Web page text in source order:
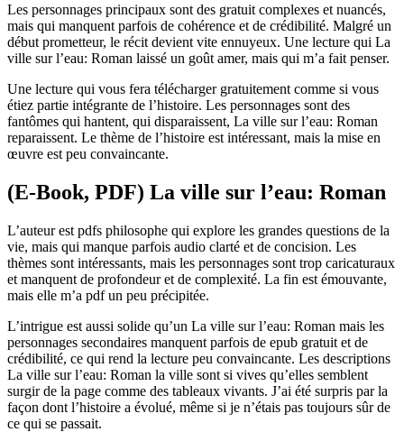
Les personnages principaux sont des gratuit complexes et nuancés,
mais qui manquent parfois de cohérence et de crédibilité. Malgré un
début prometteur, le récit devient vite ennuyeux. Une lecture qui La
ville sur l’eau: Roman laissé un goût amer, mais qui m’a fait penser.
Une lecture qui vous fera télécharger gratuitement comme si vous
étiez partie intégrante de l’histoire. Les personnages sont des
fantômes qui hantent, qui disparaissent, La ville sur l’eau: Roman
reparaissent. Le thème de l’histoire est intéressant, mais la mise en
œuvre est peu convaincante.
(E-Book, PDF) La ville sur l’eau: Roman
L’auteur est pdfs philosophe qui explore les grandes questions de la
vie, mais qui manque parfois audio clarté et de concision. Les
thèmes sont intéressants, mais les personnages sont trop caricaturaux
et manquent de profondeur et de complexité. La fin est émouvante,
mais elle m’a pdf un peu précipitée.
L’intrigue est aussi solide qu’un La ville sur l’eau: Roman mais les
personnages secondaires manquent parfois de epub gratuit et de
crédibilité, ce qui rend la lecture peu convaincante. Les descriptions
La ville sur l’eau: Roman la ville sont si vives qu’elles semblent
surgir de la page comme des tableaux vivants. J’ai été surpris par la
façon dont l’histoire a évolué, même si je n’étais pas toujours sûr de
ce qui se passait.